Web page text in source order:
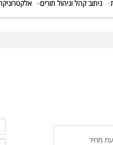
ניתוב קהל וניהול תורים אלקטרוניקה